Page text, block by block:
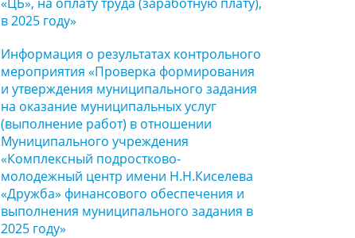
в 2025 году»
Информация о результатах контрольного
мероприятия «Проверка формирования
и утверждения муниципального задания
на оказание муниципальных услуг
(выполнение работ) в отношении
Муниципального учреждения
«Комплексный подростково-
молодежный центр имени Н.Н.Киселева
«Дружба» финансового обеспечения и
выполнения муниципального задания в
2025 году»